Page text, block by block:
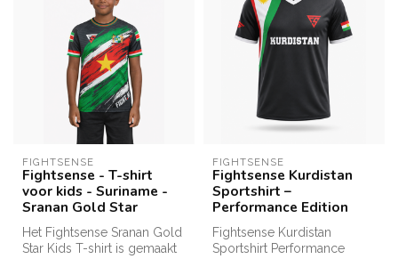
FIGHTSENSE
Fightsense - T-shirt
voor kids - Suriname -
Sranan Gold Star
Het Fightsense Sranan Gold
Star Kids T-shirt is gemaakt
FIGHTSENSE
Fightsense Kurdistan
Sportshirt –
Performance Edition
Fightsense Kurdistan
Sportshirt Performance